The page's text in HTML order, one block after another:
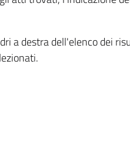
a destra dell'elenco dei